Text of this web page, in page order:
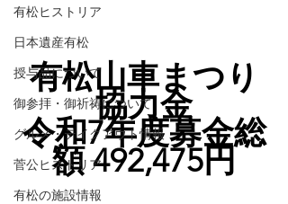
有松ヒストリア
日本遺産有松
授与品について
御参拝・御祈祷について
グルメ・テイクアウト情報
菅公ヒストリア
有松の施設情報
有松山車まつり
協力金
令和7年度募金総
額 492,475円